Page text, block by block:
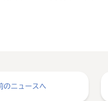
のニュースへ